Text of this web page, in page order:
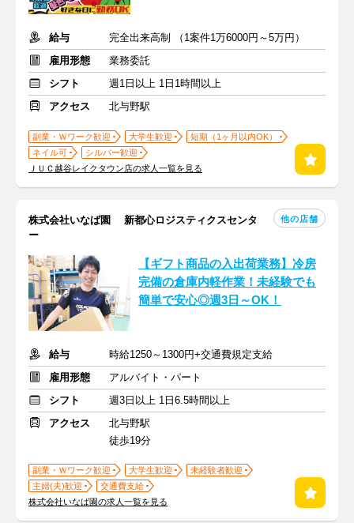
給与
完全出来高制 （1案件1万6000円～5万円）
雇用形態
業務委託
シフト
週1日以上 1日1時間以上
アクセス
北与野駅
副業・Ｗワーク歓迎 大学生歓迎
短期（1ヶ月以内OK）
ネイル可
シルバー歓迎
ＪＵＣ越谷レイクタウン店の求人一覧を見る
株式会社いなば園 新都心ロジスティクスセンタ
ー
他の店舗
【ギフト商品の入出荷業務】冷房
完備の倉庫内軽作業！未経験でも
簡単で安心◎週3日～OK！
給与
時給1250～1300円+交通費規定支給
雇用形態
アルバイト・パート
シフト
週3日以上 1日6.5時間以上
アクセス
北与野駅
徒歩19分
副業・Ｗワーク歓迎 大学生歓迎
未経験者歓迎
主婦(夫)歓迎
交通費支給
株式会社いなば園の求人一覧を見る